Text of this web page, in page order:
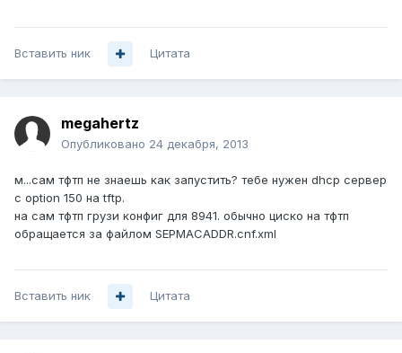
Вставить ник Цитата
megahertz
Опубликовано 24 декабря, 2013
м...сам тфтп не знаешь как запустить? тебе нужен dhcp сервер
с option 150 на tftp.
на сам тфтп грузи конфиг для 8941. обычно циско на тфтп
обращается за файлом SEPMACADDR.cnf.xml
Вставить ник Цитата